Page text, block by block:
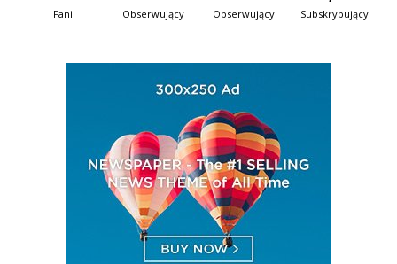
Fani Obserwujący Obserwujący Subskrybujący